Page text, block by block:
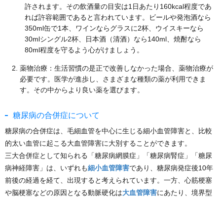
許されます。その飲酒量の目安は1日あたり160kcal程度であ
れば許容範囲であると言われています。ビールや発泡酒なら
350ml缶で1本、ワインならグラスに2杯、ウイスキーなら
30mlシングル2杯、日本酒（清酒）なら140ml、焼酎なら
80ml程度を守るよう心がけましょう。
薬物治療：生活習慣の是正で改善しなかった場合、薬物治療が
必要です。医学が進歩し、さまざまな種類の薬が利用できま
す。その中からより良い薬を選びます。
糖尿病の合併症について
糖尿病の合併症は、毛細血管を中心に生じる細小血管障害と、比較
的太い血管に起こる大血管障害に大別することができます。
三大合併症として知られる「糖尿病網膜症」「糖尿病腎症」「糖尿
病神経障害」は、いずれも細小血管障害であり、糖尿病発症後10年
前後の経過を経て、出現すると考えられています。一方、心筋梗塞
や脳梗塞などの原因となる動脈硬化は大血管障害にあたり、境界型